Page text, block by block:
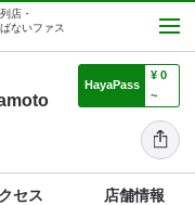
店・
ないファス
HayaPass
¥ 0
~
セス 店舗情報